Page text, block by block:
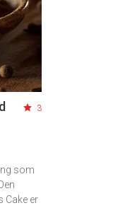
3
som
Cake er